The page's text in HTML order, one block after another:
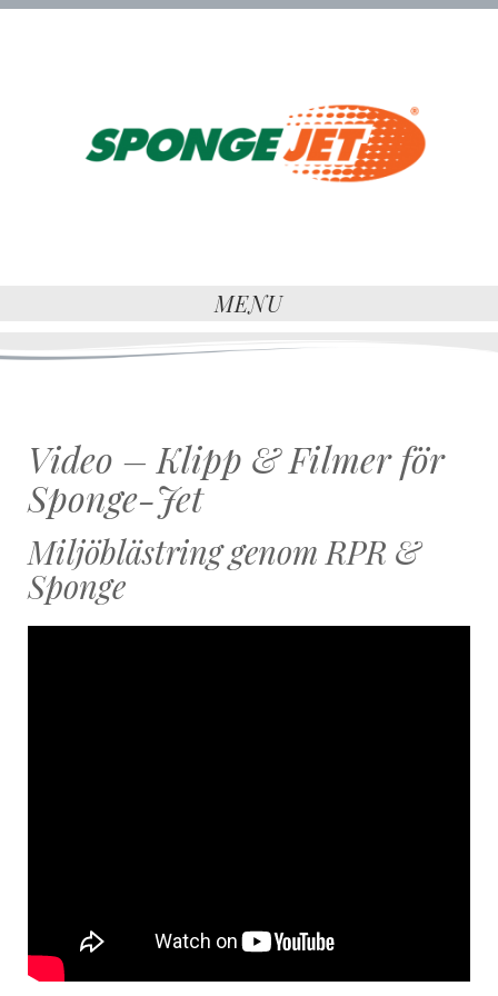
MENU
Video – Klipp & Filmer för
Sponge-Jet
Miljöblästring genom RPR &
Sponge